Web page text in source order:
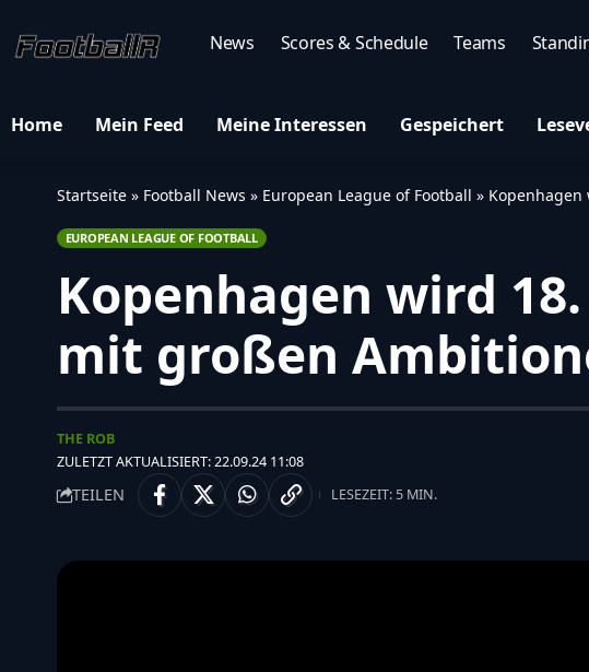
News Scores & Schedule Teams
Home Mein Feed Meine Interessen Gespeichert
Startseite » Football News » European League of Football » Kopenhagen
EUROPEAN LEAGUE OF FOOTBALL
Kopenhagen wird
mit großen
ZULETZT AKTUALISIERT: 22.09.24 11:08
THE ROB
TEILEN LESEZEIT: 5 MIN.